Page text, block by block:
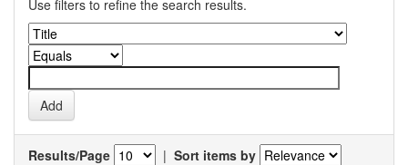
Use filters to refine the search results.
Results/Page | Sort items by